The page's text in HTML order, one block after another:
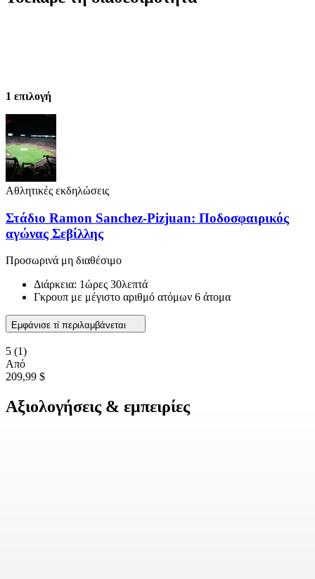
1 επιλογή
Αθλητικές εκδηλώσεις
Στάδιο Ramon Sanchez-Pizjuan: Ποδοσφαιρικός
αγώνας Σεβίλλης
Προσωρινά μη διαθέσιμο
Διάρκεια: 1ώρες 30λεπτά
Γκρουπ με μέγιστο αριθμό ατόμων 6 άτομα
Εμφάνισε τί περιλαμβάνεται
5 (1)
Από
209,99 $
Αξιολογήσεις & εμπειρίες